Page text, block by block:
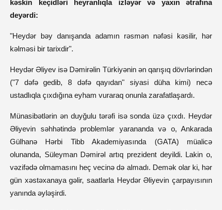
kəskin keçidləri heyranlıqla izləyər və yaxın ətrafına
deyərdi:
"Heydər bəy danışanda adamın rəsmən nəfəsi kəsilir, hər
kəlməsi bir tarixdir".
Heydər Əliyev isə Dəmirəlin Türkiyənin ən qarışıq dövrlərindən
("7 dəfə gedib, 8 dəfə qayıdan" siyasi düha kimi) necə
ustadlıqla çıxdığına eyham vuraraq onunla zarafatlaşardı.
Münasibətlərin ən duyğulu tərəfi isə sonda üzə çıxdı. Heydər
Əliyevin səhhətində problemlər yarananda və o, Ankarada
Gülhanə Hərbi Tibb Akademiyasında (GATA) müalicə
olunanda, Süleyman Dəmirəl artıq prezident deyildi. Lakin o,
vəzifədə olmamasını heç vecinə də almadı. Demək olar ki, hər
gün xəstəxanaya gəlir, saatlarla Heydər Əliyevin çarpayısının
yanında əyləşirdi.